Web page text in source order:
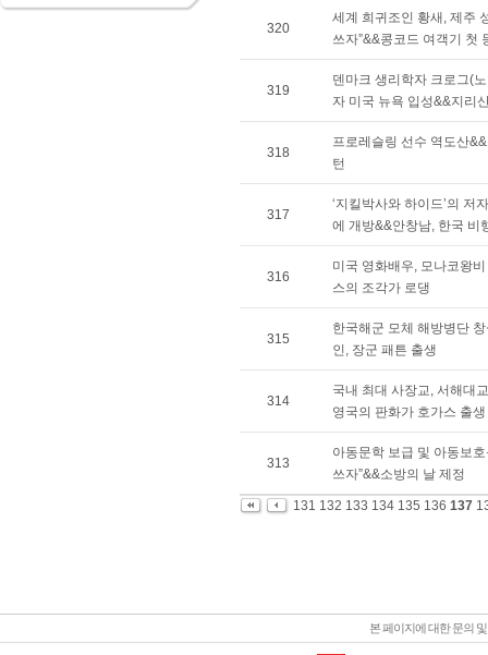
320
세계 희귀조인 황새, 제주
쓰자”&&콩코드 여객기 첫
319
덴마크 생리학자 크로그(
자 미국 뉴욕 입성&&지리
318
프로레슬링 선수 역도산
턴
317
‘지킬박사와 하이드’의 저
에 개방&&안창남, 한국 비
316
미국 영화배우, 모나코왕
스의 조각가 로댕
315
한국해군 모체 해방병단
인, 장군 패튼 출생
314
국내 최대 사장교, 서해대
영국의 판화가 호가스 출생
313
아동문학 보급 및 아동보
쓰자”&&소방의 날 제정
131 132 133 134 135 136 137
본 페이지에 대한 문의